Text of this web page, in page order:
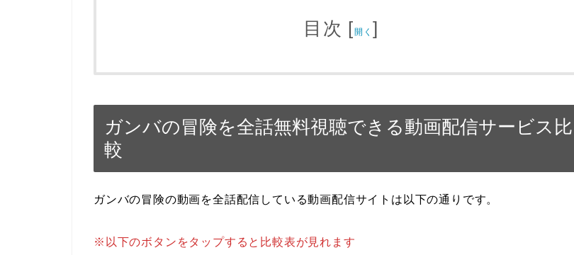
目次 [ 開く ]
ガンバの冒険を全話無料視聴できる動画配信サービス比
較
ガンバの冒険の動画を全話配信している動画配信サイトは以下の通りです。
※以下のボタンをタップすると比較表が見れます